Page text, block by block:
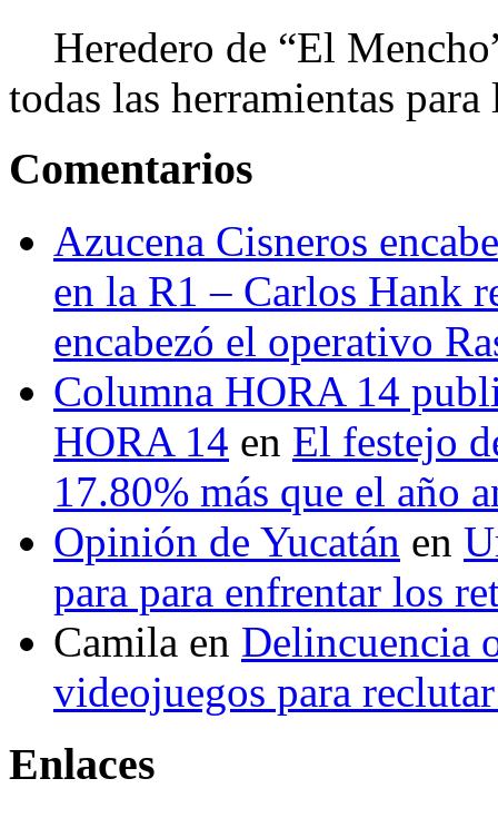
Heredero de “El
todas las herramientas
Comentarios
Azucena Cisneros
en la R1 – Carlos Hank
encabezó el operativo
Columna HORA 14
HORA 14 en El festejo
17.80% más que el año
Opinión de Yucatán en
para para enfrentar los
Camila en Delincuencia
videojuegos para
Enlaces